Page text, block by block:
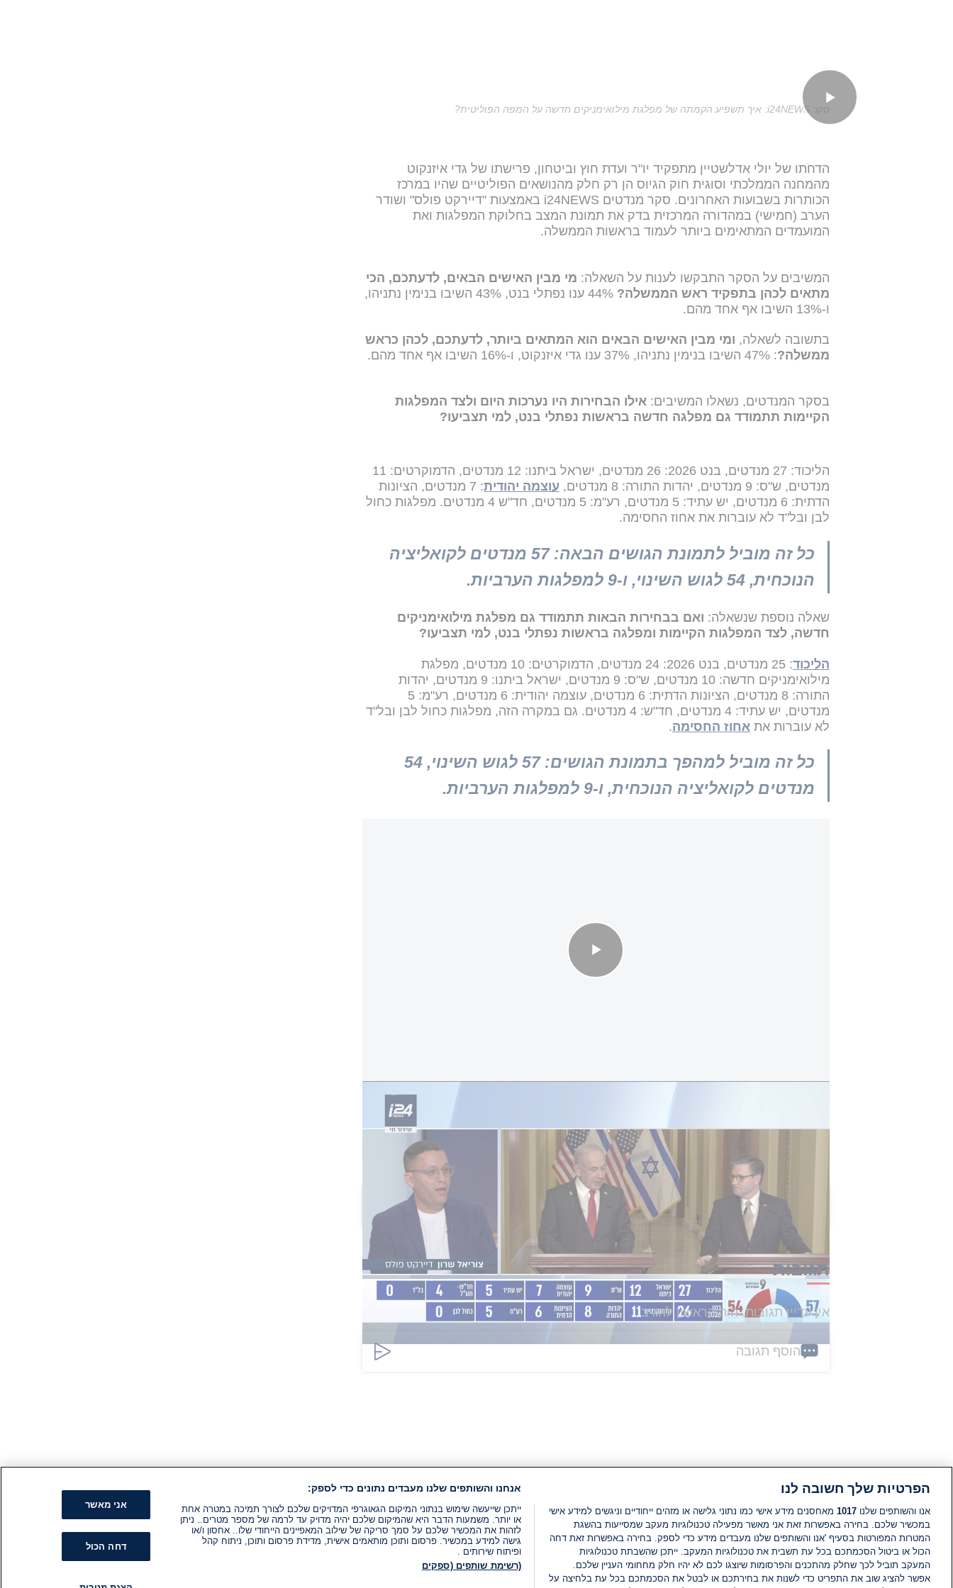
הדחתו של יולי אדלשטיין מתפקיד יו"ר ועדת חוץ וביטחון, פרישתו של גדי איזנקוט
מהמחנה הממלכתי וסוגית חוק הגיוס הן רק חלק מהנושאים הפוליטיים שהיו במרכז
הכותרות בשבועות האחרונים. סקר מנדטים i24NEWS באמצעות "דיירקט פולס" ושודר
הערב (חמישי) במהדורה המרכזית בדק את תמונת המצב בחלוקת המפלגות ואת
המועמדים המתאימים ביותר לעמוד בראשות הממשלה.
המשיבים על הסקר התבקשו לענות על השאלה: מי מבין האישים הבאים, לדעתכם, הכי
מתאים לכהן בתפקיד ראש הממשלה?
44% ענו נפתלי בנט, 43% השיבו בנימין נתניהו,
ו-13% השיבו אף אחד מהם.
בתשובה לשאלה, ומי מבין האישים הבאים הוא המתאים ביותר, לדעתכם, לכהן כראש
ממשלה?: 47% השיבו בנימין נתניהו, 37% ענו גדי איזנקוט, ו-16% השיבו אף אחד מהם.
בסקר המנדטים, נשאלו המשיבים: אילו הבחירות היו נערכות היום ולצד המפלגות
הקיימות תתמודד גם מפלגה חדשה בראשות נפתלי בנט, למי תצביעו?
הליכוד: 27 מנדטים, בנט 2026: 26 מנדטים, ישראל ביתנו: 12 מנדטים, הדמוקרטים: 11
מנדטים, ש"ס: 9 מנדטים, יהדות התורה: 8 מנדטים,
עוצמה יהודית
: 7 מנדטים, הציונות
הדתית: 6 מנדטים, יש עתיד: 5 מנדטים, רע"מ: 5 מנדטים, חד"ש 4 מנדטים. מפלגות כחול
לבן ובל"ד לא עוברות את אחוז החסימה.
כל זה מוביל לתמונת הגושים הבאה: 57 מנדטים לקואליציה
הנוכחית, 54 לגוש השינוי, ו-9 למפלגות הערביות.
שאלה נוספת שנשאלה: ואם בבחירות הבאות תתמודד גם מפלגת מילואימניקים
חדשה, לצד המפלגות הקיימות ומפלגה בראשות נפתלי בנט, למי תצביעו?
הליכוד
: 25 מנדטים, בנט 2026: 24 מנדטים, הדמוקרטים: 10 מנדטים, מפלגת
מילואימניקים חדשה: 10 מנדטים, ש"ס: 9 מנדטים, ישראל ביתנו: 9 מנדטים, יהדות
התורה: 8 מנדטים, הציונות הדתית: 6 מנדטים, עוצמה יהודית: 6 מנדטים, רע"מ: 5
מנדטים, יש עתיד: 4 מנדטים, חד"ש: 4 מנדטים. גם במקרה הזה, מפלגות כחול לבן ובל"ד
לא עוברות את אחוז החסימה.
כל זה מוביל למהפך בתמונת הגושים: 57 לגוש השינוי, 54
מנדטים לקואליציה הנוכחית, ו-9 למפלגות הערביות.
סקר i24NEWS ששודר הערב (חמישי) במהדורה המרכזית ונערך על ידי מכון המחקר
"דיירקט פולס" בראשות צוריאל שרון, בוצע בתאריך 24.7 וכלל 633 נשאלים בני 18+,
באמצעות מערכת דיגיטלית בשילוב פאנל. טעות הדגימה הסטטיסטית: 3.8%.
הכתבה הזו קיבלה 0 תגובות
תגובות
אין עדיין תגובות. היה הראשון להגיב
הוסף תגובה
הפרטיות שלך חשובה לנו
אנו והשותפים שלנו 1017 מאחסנים מידע אישי כמו נתוני גלישה או מזהים ייחודיים וניגשים למידע אישי
במכשיר שלכם. בחירה באפשרות זאת אני מאשר מפעילה טכנולוגיות מעקב שמסייעות בהשגת
המטרות המפורטות בסעיף 'אנו והשותפים שלנו מעבדים מידע כדי לספק. בחירה באפשרות זאת דחה
הכול או ביטול הסכמתכם בכל עת תשבית את טכנולוגיות המעקב. ייתכן שהשבתת טכנולוגיות
המעקב תוביל לכך שחלק מהתכנים והפרסומות שיוצגו לכם לא יהיו חלק מחחומי העניין שלכם.
אפשר להציג שוב את התפריט כדי לשנות את בחירתכם או לבטל את הסכמתכם בכל עת בלחיצה על
אנחנו והשותפים שלנו מעבדים נתונים כדי לספק:
ייתכן שייעשה שימוש בנתוני המיקום הגאוגרפי המדויקים שלכם לצורך תמיכה במטרה אחת
או יותר. משמעות הדבר היא שהמיקום שלכם יהיה מדויק עד לרמה של מספר מטרים.. ניתן
לזהות את המכשיר שלכם על סמך סריקה של שילוב המאפיינים הייחודי שלו.. אחסון ו/או
גישה למידע במכשיר. פרסום ותוכן מותאמים אישית, מדידת פרסום ותוכן, ניתוח קהל
ופיתוח שירותים .
(רשימת שותפים (ספקים
אני מאשר
דחה הכול